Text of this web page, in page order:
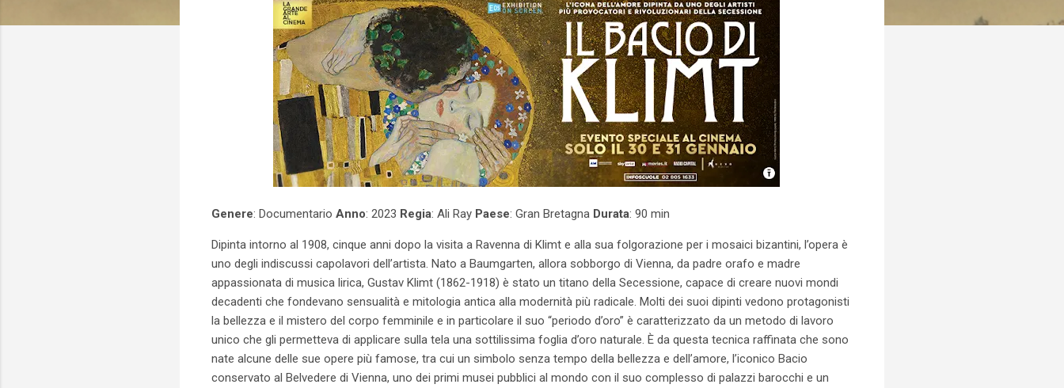
Genere: Documentario Anno: 2023 Regia: Ali Ray Paese: Gran Bretagna Durata: 90 min
Dipinta intorno al 1908, cinque anni dopo la visita a Ravenna di Klimt e alla sua folgorazione per i mosaici bizantini, l’opera è
uno degli indiscussi capolavori dell’artista. Nato a Baumgarten, allora sobborgo di Vienna, da padre orafo e madre
appassionata di musica lirica, Gustav Klimt (1862-1918) è stato un titano della Secessione, capace di creare nuovi mondi
decadenti che fondevano sensualità e mitologia antica alla modernità più radicale. Molti dei suoi dipinti vedono protagonisti
la bellezza e il mistero del corpo femminile e in particolare il suo “periodo d’oro” è caratterizzato da un metodo di lavoro
unico che gli permetteva di applicare sulla tela una sottilissima foglia d’oro naturale. È da questa tecnica raffinata che sono
nate alcune delle sue opere più famose, tra cui un simbolo senza tempo della bellezza e dell’amore, l’iconico Bacio
conservato al Belvedere di Vienna, uno dei primi musei pubblici al mondo con il suo complesso di palazzi barocchi e un